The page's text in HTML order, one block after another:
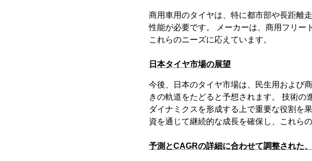
商用車用のタイヤは、特に都市部や長距離
性能が必要です。 メーカーは、商用フリー
これらのニーズに応えています。
日本タイヤ市場の展望
今後、日本のタイヤ市場は、民生用および
きの軌道をたどると予想されます。 技術
ダイナミクスを形成する上で重要な役割を
資を通じて継続的な成長を確保し、これら
予測とCAGRの詳細に合わせて調整された